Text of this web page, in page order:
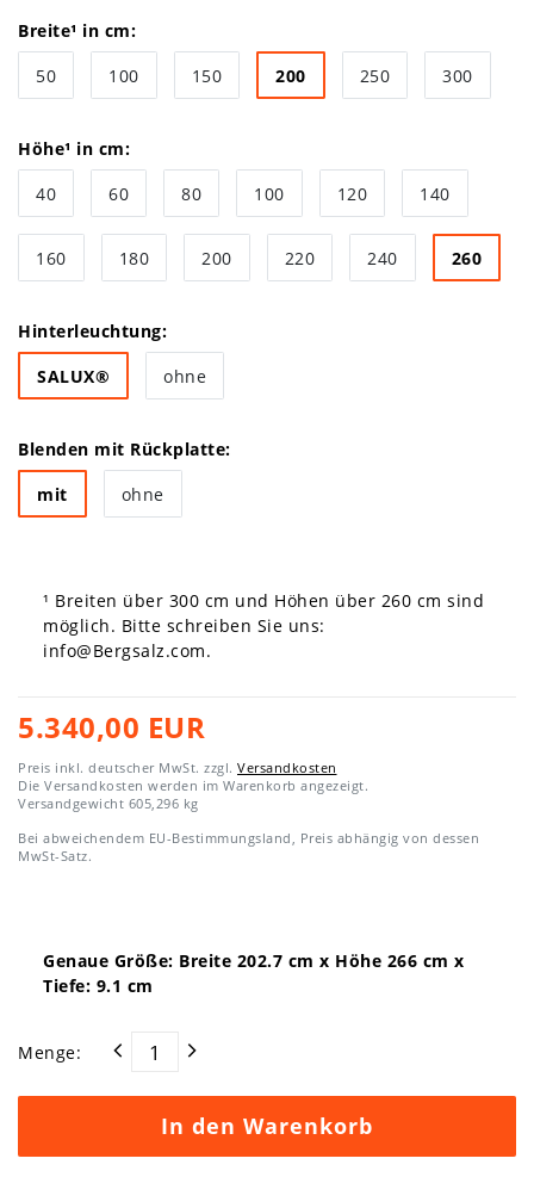
Breite¹ in cm:
50
100 150 200 250 300
Höhe¹ in cm:
40
60 80 100 120 140
160 180 200 220 240 260
Hinterleuchtung:
SALUX®
ohne
Blenden mit Rückplatte:
mit
ohne
¹ Breiten über 300 cm und Höhen über 260 cm sind
möglich. Bitte schreiben Sie uns:
info@Bergsalz.com.
5.340,00 EUR
Preis inkl. deutscher MwSt. zzgl. Versandkosten
Die Versandkosten werden im Warenkorb angezeigt.
Versandgewicht 605,296 kg
Bei abweichendem EU-Bestimmungsland, Preis abhängig von dessen
MwSt-Satz.
Genaue Größe: Breite 202.7 cm x Höhe 266 cm x
Tiefe: 9.1 cm
Menge:
In den Warenkorb